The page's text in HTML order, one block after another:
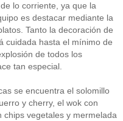
lo corriente, ya que la
es destacar mediante la
Tanto la decoración de
cuidada hasta el mínimo de
de todos los
tan especial.
se encuentra el solomillo
y cherry, el wok con
chips vegetales y mermelada